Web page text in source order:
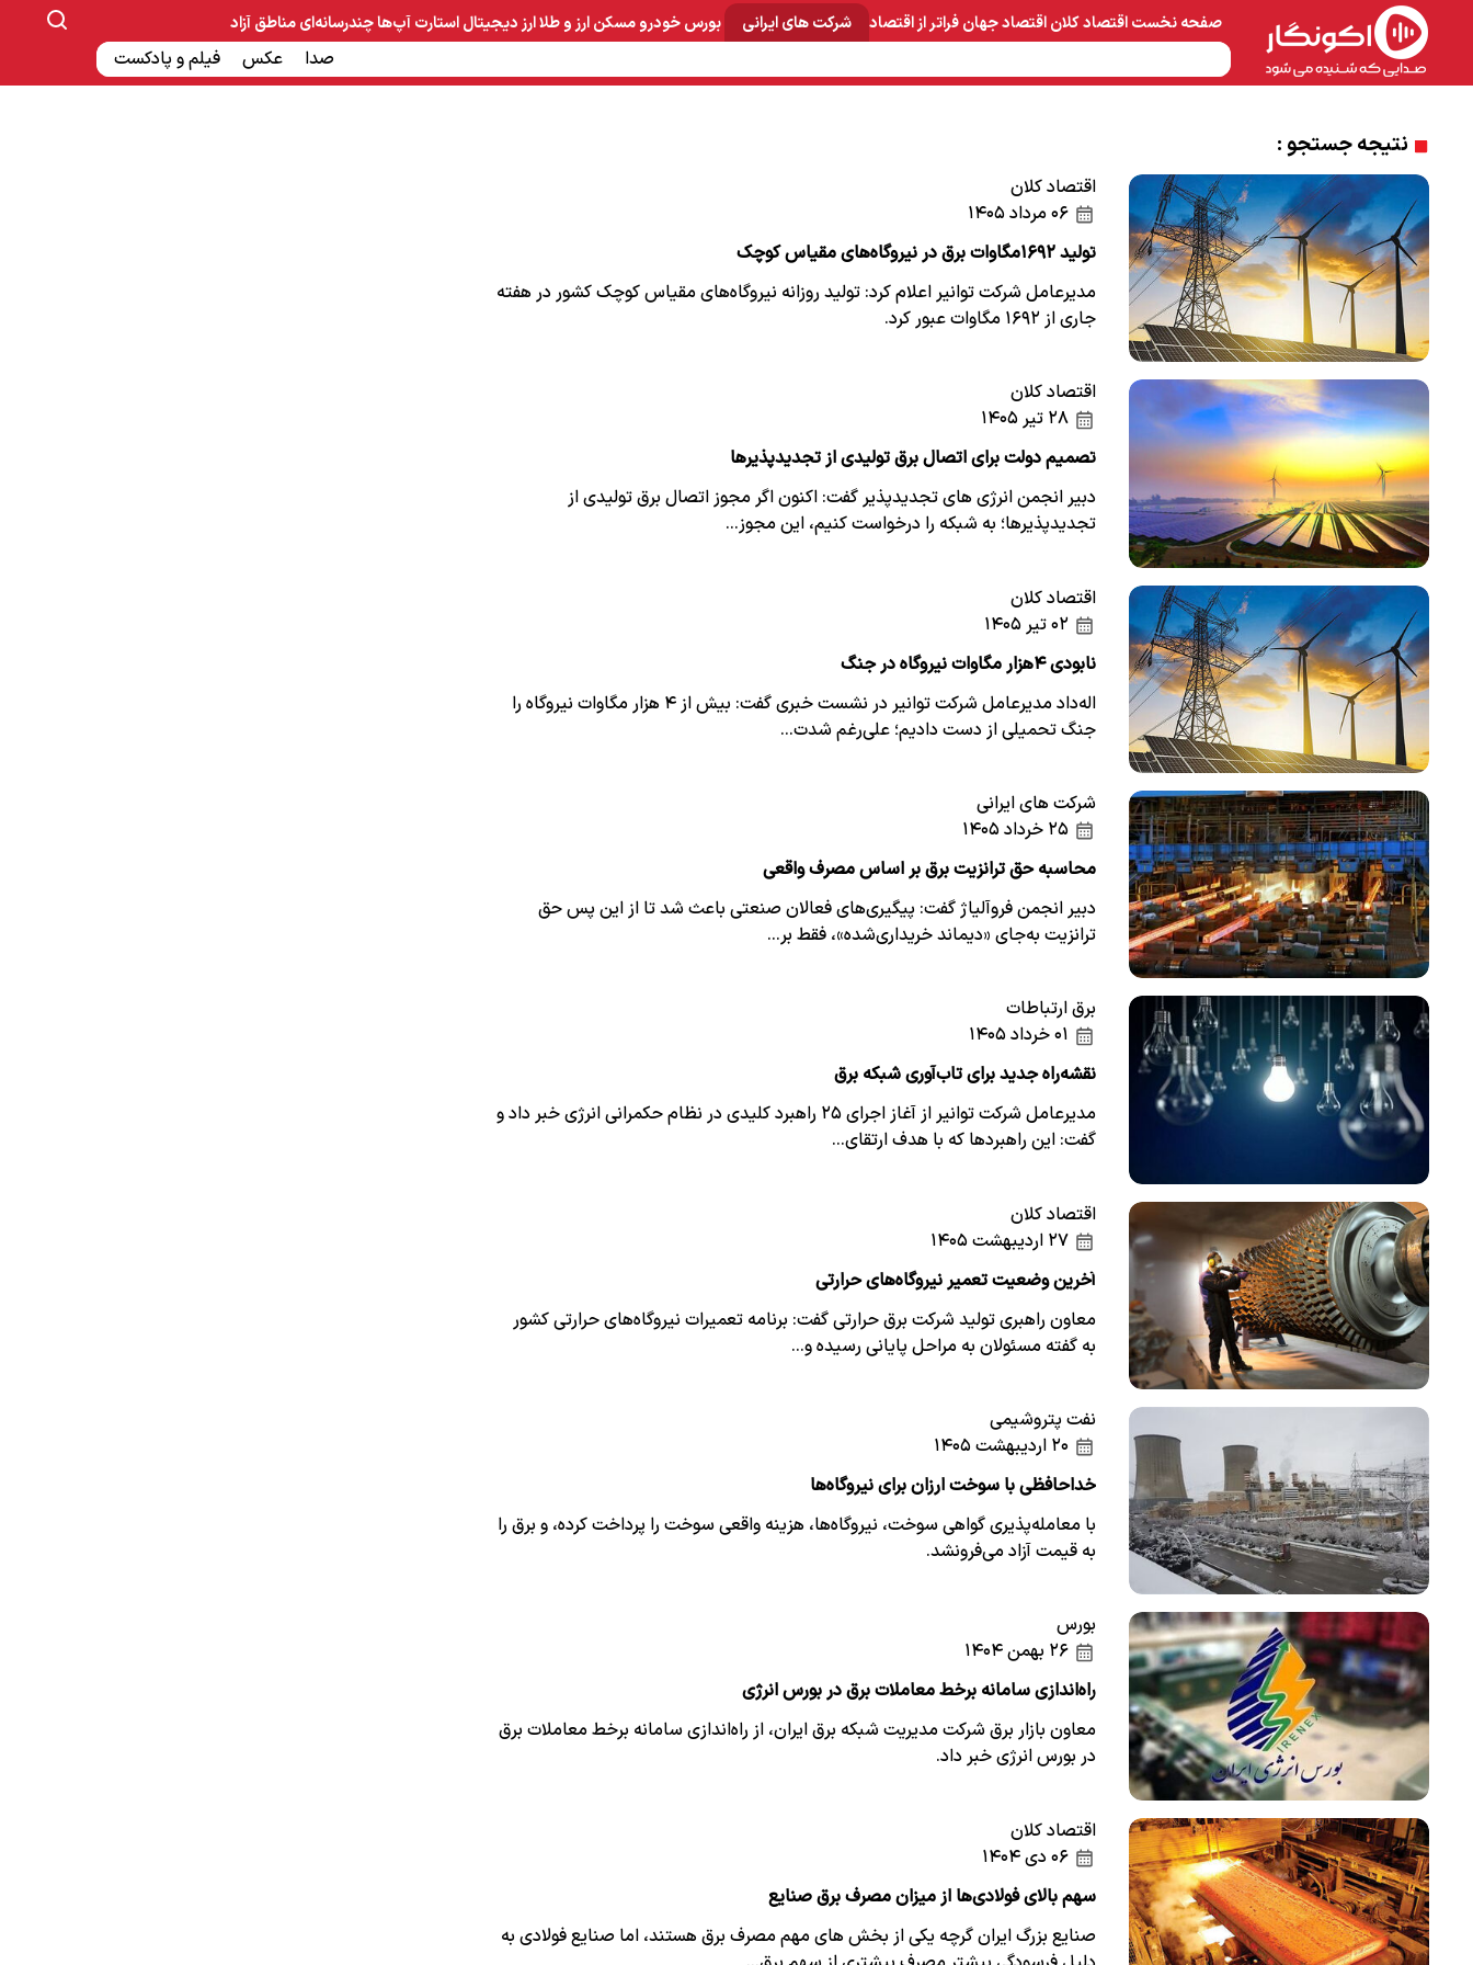
صفحه نخستاقتصاد کلاناقتصاد جهانفراتر از اقتصاد شرکت های ایرانی
صنایع غذایی و دارویی ساخت و ساز بانک و بیمه
بورسخودرومسکنارز و طلاارز دیجیتالاستارت آپ‌هاچندرسانه‌ای
صدا عکس فیلم و پادکست
مناطق آزاد
نتیجه جستجو :
اقتصاد کلان
تولید ۱۶۹۲مگاوات برق در نیروگاه‌های مقیاس کوچک
مدیرعامل شرکت توانیر اعلام کرد: تولید روزانه نیروگاه‌های مقیاس کوچک کشور در هفته
جاری از ۱۶۹۲ مگاوات عبور کرد.
اقتصاد کلان
تصمیم دولت برای اتصال برق تولیدی از تجدیدپذیرها
دبیر انجمن انرژی های تجدیدپذیر گفت: اکنون اگر مجوز اتصال برق تولیدی از
تجدیدپذیرها؛ به شبکه را درخواست کنیم، این‌ مجوز…
اقتصاد کلان
نابودی ۴هزار مگاوات نیروگاه در جنگ
اله‌داد مدیرعامل شرکت توانیر در نشست خبری گفت: بیش از ۴ هزار مگاوات نیروگاه را
جنگ تحمیلی از دست دادیم؛ علی‌رغم شدت…
شرکت های ایرانی
محاسبه حق ترانزیت برق بر اساس مصرف واقعی
دبیر انجمن فروآلیاژ گفت: پیگیری‌های فعالان صنعتی باعث شد تا از این پس حق
ترانزیت به‌جای «دیماند خریداری‌شده»، فقط بر…
برق ارتباطات
نقشه‌راه جدید برای تاب‌آوری شبکه برق
مدیرعامل شرکت توانیر از آغاز اجرای ۲۵ راهبرد کلیدی در نظام حکمرانی انرژی خبر داد و
گفت: این راهبردها که با هدف ارتقای…
اقتصاد کلان
آخرین وضعیت تعمیر نیروگاه‌های حرارتی
معاون راهبری تولید شرکت برق حرارتی گفت: برنامه تعمیرات نیروگاه‌های حرارتی کشور
به گفته مسئولان به مراحل پایانی رسیده و…
نفت پتروشیمی
خداحافظی با سوخت ارزان برای نیروگاه‌ها
با معامله‌پذیری گواهی سوخت، نیروگاه‌ها، هزینه واقعی سوخت را پرداخت کرده، و برق را
به قیمت آزاد می‌فرونشد.
بورس
راه‌اندازی سامانه برخط معاملات برق در بورس انرژی
معاون بازار برق شرکت مدیریت شبکه برق ایران، از راه‌اندازی سامانه برخط معاملات برق
در بورس انرژی خبر داد.
اقتصاد کلان
سهم بالای فولادی‌ها از میزان مصرف برق صنایع
صنایع بزرگ ایران گرچه یکی از بخش های مهم مصرف برق هستند، اما صنایع فولادی به